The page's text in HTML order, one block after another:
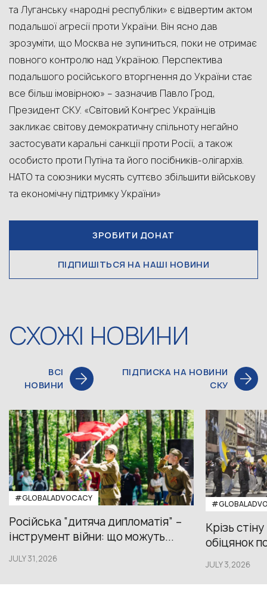
та Луганську «народні республіки» є відвертим актом
подальшої агресії проти України. Він ясно дав
зрозуміти, що Москва не зупиниться, поки не отримає
повного контролю над Україною. Перспектива
подальшого російського вторгнення до України стає
все більш імовірною» – зазначив Павло Ґрод,
Президент СКУ. «Світовий Конґрес Українців
закликає світову демократичну спільноту негайно
застосувати каральні санкції проти Росії, а також
особисто проти Путіна та його посібників-олігархів.
НАТО та союзники мусять суттєво збільшити військову
та економічну підтримку України»
ЗРОБИТИ ДОНАТ
ПІДПИШІТЬСЯ НА НАШІ НОВИНИ
СХОЖІ НОВИНИ
ВСІ
НОВИНИ
ПІДПИСКА НА НОВИНИ
СКУ
#GLOBALADVOCACY
Російська “дитяча дипломатія” –
інструмент війни: що можуть...
JULY 31,2026
Крізь
обіцянок
JULY 3,2026